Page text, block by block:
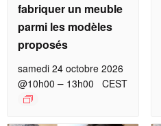
fabriquer un meuble
parmi les modèles
proposés
samedi 24 octobre 2026
@10h00 – 13h00 CEST